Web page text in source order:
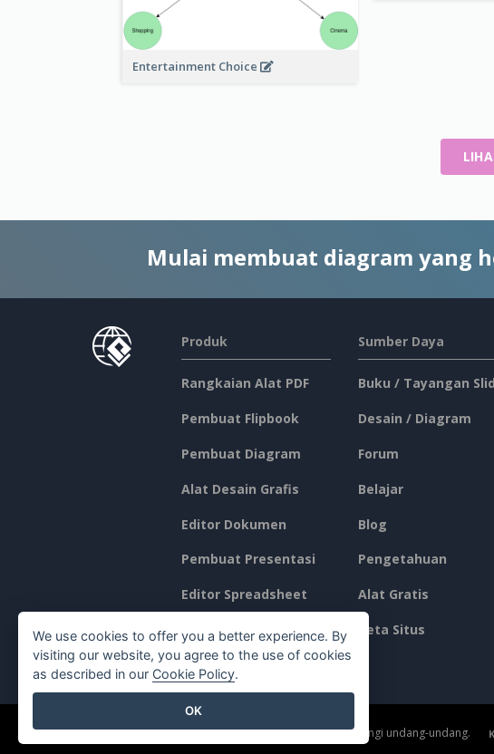
Entertainment Choice
Mulai membuat diagram yang
Produk
Rangkaian Alat PDF
Pembuat Flipbook
Pembuat Diagram
Alat Desain Grafis
Editor Dokumen
Pembuat Presentasi
Editor Spreadsheet
Harga
Sumber Daya
Buku / Tayangan
Desain / Diagram
Forum
Belajar
Blog
Pengetahuan
Alat Gratis
Peta Situs
©2026 by Visual Paradigm. Semua hak cipta dilindungi undang-undang.
We use cookies to offer you a better experience. By
visiting our website, you agree to the use of cookies
as described in our Cookie Policy.
OK